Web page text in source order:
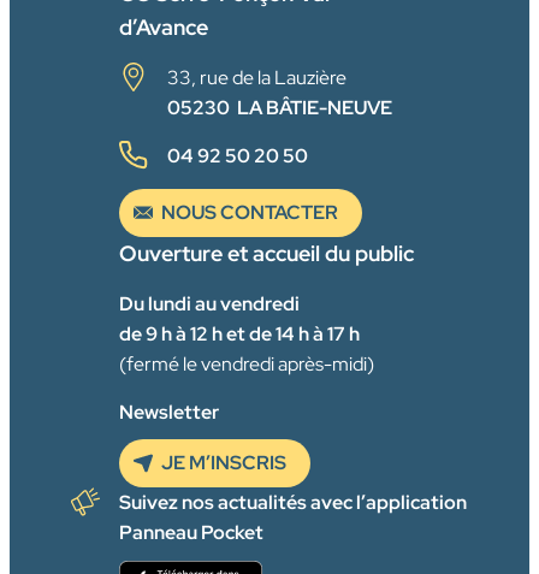
d’Avance
33, rue de la Lauzière
05230 LA BÂTIE-NEUVE
04 92 50 20 50
NOUS CONTACTER
Ouverture et accueil du public
Du lundi au vendredi
de 9 h à 12 h et de 14 h à 17 h
(fermé le vendredi après-midi)
Newsletter
JE M’INSCRIS
Suivez nos actualités avec l’application
Panneau Pocket